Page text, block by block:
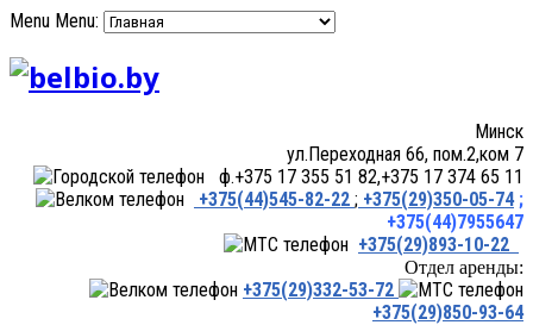
Menu Menu:
Минск
ул.Переходная 66, пом.2,ком 7
ф.+375 17 355 51 82,+375 17 374 65 11
+375(44)545-82-22 ; +375(29)350-05-74 ;
+375(44)7955647
+375(29)893-10-22
Отдел аренды:
+375(29)332-53-72
+375(29)850-93-64